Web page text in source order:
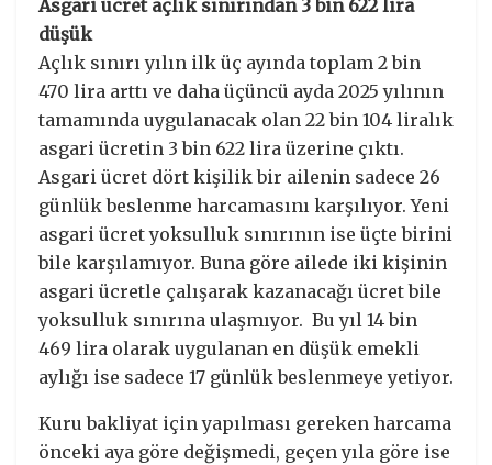
Asgari ücret açlık sınırından 3 bin 622 lira
düşük
Açlık sınırı yılın ilk üç ayında toplam 2 bin
470 lira arttı ve daha üçüncü ayda 2025 yılının
tamamında uygulanacak olan 22 bin 104 liralık
asgari ücretin 3 bin 622 lira üzerine çıktı.
Asgari ücret dört kişilik bir ailenin sadece 26
günlük beslenme harcamasını karşılıyor. Yeni
asgari ücret yoksulluk sınırının ise üçte birini
bile karşılamıyor. Buna göre ailede iki kişinin
asgari ücretle çalışarak kazanacağı ücret bile
yoksulluk sınırına ulaşmıyor. Bu yıl 14 bin
469 lira olarak uygulanan en düşük emekli
aylığı ise sadece 17 günlük beslenmeye yetiyor.
Kuru bakliyat için yapılması gereken harcama
önceki aya göre değişmedi, geçen yıla göre ise